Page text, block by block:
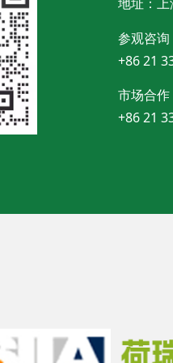
参观咨询
+86 21
市场合作
+86 21